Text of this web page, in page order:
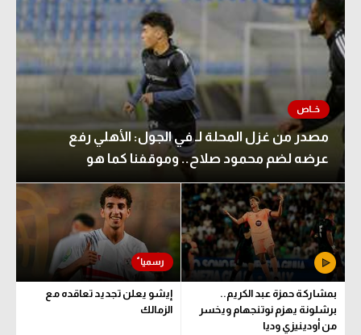
مصدر من غزل المحلة لـ في الجول: الأهلي رفع
عرضه لضم محمود صلاح.. وموقفنا كما هو
بمشاركة حمزة عبد الكريم..
برشلونة يهزم نوتنجهام ويخسر
من أودينيزي وديا
إيشو يعلن تجديد تعاقده مع
الزمالك